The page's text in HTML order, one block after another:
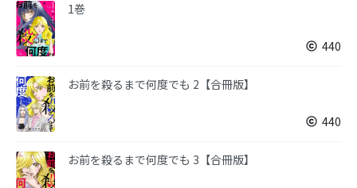
1巻
440
お前を殺るまで何度でも 2【合冊版】
440
お前を殺るまで何度でも 3【合冊版】